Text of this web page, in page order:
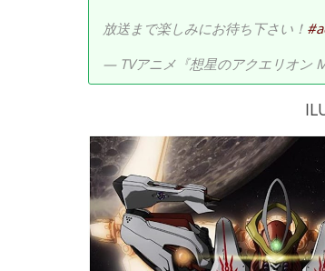
放送まで楽しみにお待ち下さい！
— TVアニメ『想星のアクエリオン